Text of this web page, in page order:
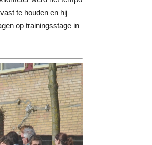
te houden en hij
op trainingsstage in